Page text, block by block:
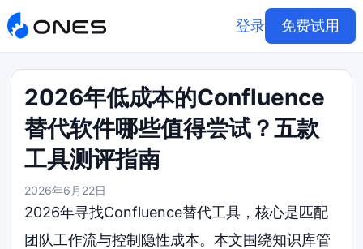
登录 免费试用
2026年低成本的Confluence
替代软件哪些值得尝试？五款
工具测评指南
2026年6月22日
2026年寻找Confluence替代工具，核心是匹配
团队工作流与控制隐性成本。本文围绕知识库管